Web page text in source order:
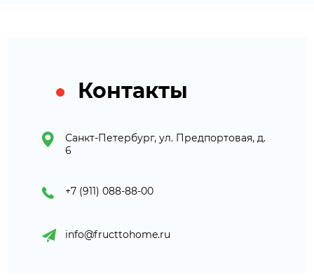
Контакты
Санкт-Петербург, ул. Предпортовая, д.
6
+7 (911) 088-88-00
info@fructtohome.ru